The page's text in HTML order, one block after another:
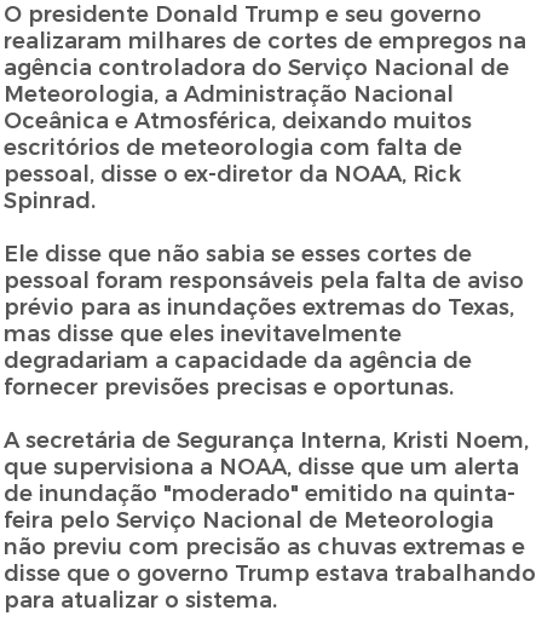
O presidente Donald Trump e seu governo
realizaram milhares de cortes de empregos na
agência controladora do Serviço Nacional de
Meteorologia, a Administração Nacional
Oceânica e Atmosférica, deixando muitos
escritórios de meteorologia com falta de
pessoal, disse o ex-diretor da NOAA, Rick
Spinrad.
Ele disse que não sabia se esses cortes de
pessoal foram responsáveis pela falta de aviso
prévio para as inundações extremas do Texas,
mas disse que eles inevitavelmente
degradariam a capacidade da agência de
fornecer previsões precisas e oportunas.
A secretária de Segurança Interna, Kristi Noem,
que supervisiona a NOAA, disse que um alerta
de inundação "moderado" emitido na quinta-
feira pelo Serviço Nacional de Meteorologia
não previu com precisão as chuvas extremas e
disse que o governo Trump estava trabalhando
para atualizar o sistema.